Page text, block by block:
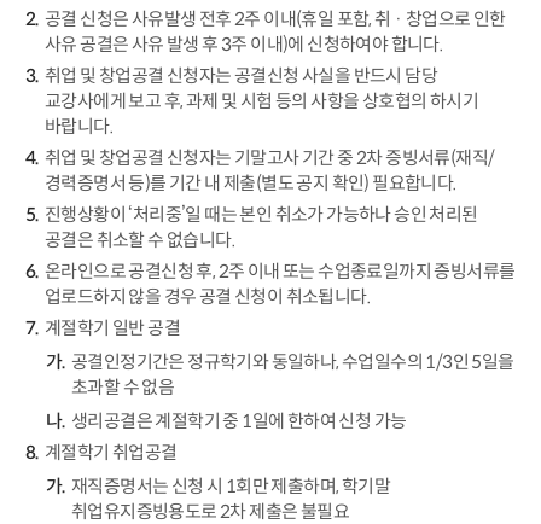
공결 신청은 사유발생 전후 2주 이내(휴일 포함, 취 · 창업으로 인한
사유 공결은 사유 발생 후 3주 이내)에 신청하여야 합니다.
취업 및 창업공결 신청자는 공결신청 사실을 반드시 담당
교강사에게 보고 후, 과제 및 시험 등의 사항을 상호협의 하시기
바랍니다.
취업 및 창업공결 신청자는 기말고사 기간 중 2차 증빙서류(재직/
경력증명서 등)를 기간 내 제출(별도 공지 확인) 필요합니다.
진행상황이 ‘처리중’일 때는 본인 취소가 가능하나 승인 처리된
공결은 취소할 수 없습니다.
온라인으로 공결신청 후, 2주 이내 또는 수업종료일까지 증빙서류를
업로드하지 않을 경우 공결 신청이 취소됩니다.
계절학기 일반 공결
공결인정기간은 정규학기와 동일하나, 수업일수의 1/3인 5일을
초과할 수 없음
생리공결은 계절학기 중 1일에 한하여 신청 가능
계절학기 취업공결
재직증명서는 신청 시 1회만 제출하며, 학기말
취업유지증빙용도로 2차 제출은 불필요